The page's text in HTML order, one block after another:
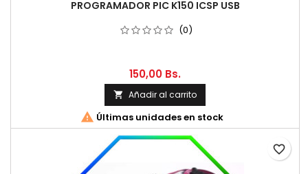
PROGRAMADOR PIC K150 ICSP USB
(0)
150,00 Bs.
 Añadir al carrito
 Últimas unidades en stock
favorite_border